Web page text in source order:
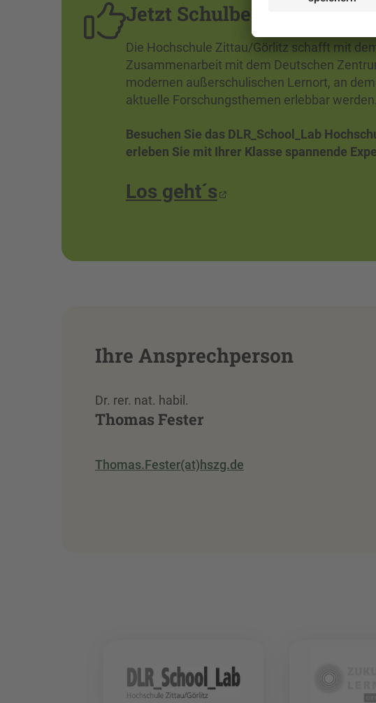
Jetzt Schulbesuch
Die Hochschule Zittau/Görlitz schafft mit
Zusammenarbeit mit dem Deutschen
modernen außerschulischen Lernort, an
aktuelle Forschungsthemen erlebbar werden.
Besuchen Sie das DLR_School_Lab
erleben Sie mit Ihrer Klasse spannende
Los geht´s
Ihre Ansprechperson
Dr. rer. nat. habil.
Thomas Fester
Thomas.Fester(at)hszg.de